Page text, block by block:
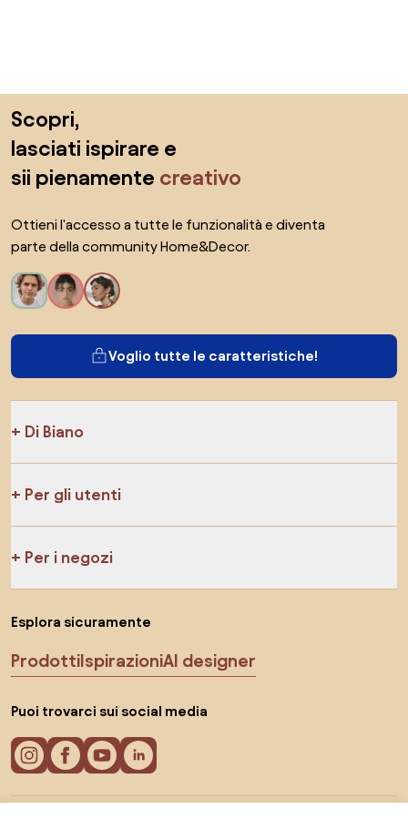
Scopri,
lasciati ispirare e
sii pienamente creativo
Ottieni l'accesso a tutte le funzionalità e diventa
parte della community Home&Decor.
Voglio tutte le caratteristiche!
Di Biano
Per gli utenti
Per i negozi
Esplora sicuramente
ProdottiIspirazioniAI designer
Puoi trovarci sui social media